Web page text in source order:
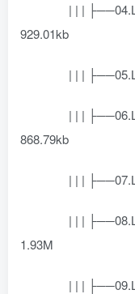
| | |
929.01kb
| | |
| | |
868.79kb
| | |
| | |
1.93M
| | |